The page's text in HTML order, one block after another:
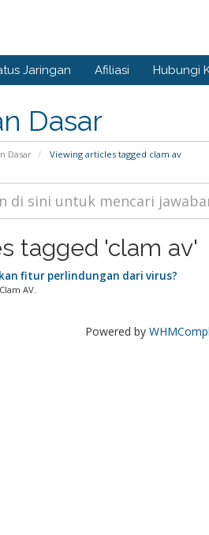
Jaringan Afiliasi Hubungi
Dasar
Dasar Viewing articles tagged clam av
tagged 'clam av'
fitur perlindungan dari virus?
AV.
Powered by